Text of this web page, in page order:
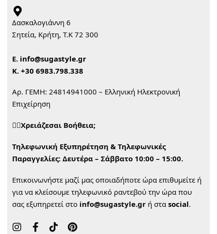
Δασκαλογιάννη 6
Σητεία, Κρήτη, Τ.Κ 72 300
Ε. info@sugastyle.gr
Κ. +30 6983.798.338
Αρ. ΓΕΜΗ: 24814941000 – Ελληνική Ηλεκτρονική
Επιχείρηση
🙋‍♀️Χρειάζεσαι Βοήθεια;
Τηλεφωνική Εξυπηρέτηση & Τηλεφωνικές
Παραγγελίες: Δευτέρα – Σάββατο 10:00 – 15:00.
Επικοινωνήστε μαζί μας οποιαδήποτε ώρα επιθυμείτε ή
για να κλείσουμε τηλεφωνικό ραντεβού την ώρα που
σας εξυπηρετεί στο info@sugastyle.gr ή στα social.